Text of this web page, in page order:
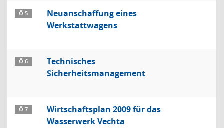
Ö 5
Neuanschaffung eines
Werkstattwagens
Ö 6
Technisches
Sicherheitsmanagement
Ö 7
Wirtschaftsplan 2009 für das
Wasserwerk Vechta